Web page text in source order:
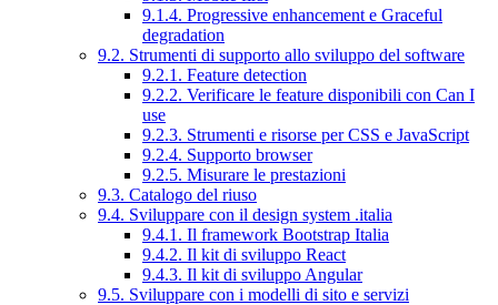
9.1.4. Progressive enhancement e Graceful
degradation
9.2. Strumenti di supporto allo sviluppo del software
9.2.1. Feature detection
9.2.2. Verificare le feature disponibili con Can I
use
9.2.3. Strumenti e risorse per CSS e JavaScript
9.2.4. Supporto browser
9.2.5. Misurare le prestazioni
9.3. Catalogo del riuso
9.4. Sviluppare con il design system .italia
9.4.1. Il framework Bootstrap Italia
9.4.2. Il kit di sviluppo React
9.4.3. Il kit di sviluppo Angular
9.5. Sviluppare con i modelli di sito e servizi